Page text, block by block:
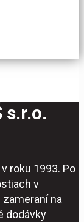
s.r.o.
roku 1993. Po
v
na
dodávky